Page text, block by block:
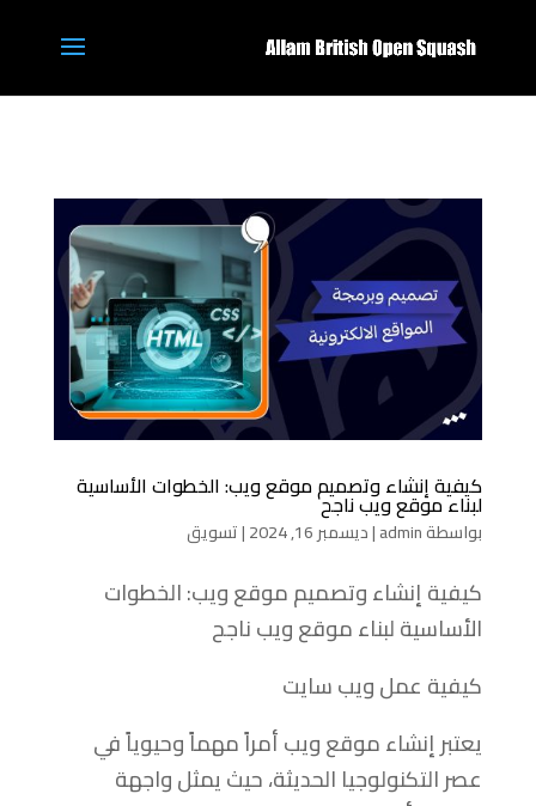
كيفية إنشاء وتصميم موقع ويب: الخطوات الأساسية
لبناء موقع ويب ناجح
بواسطةadmin
|ديسمبر 16, 2024 |تسويق
كيفية إنشاء وتصميم موقع ويب: الخطوات
الأساسية لبناء موقع ويب ناجح
كيفية عمل ويب سايت
يعتبر إنشاء موقع ويب أمراً مهماً وحيوياً في
عصر التكنولوجيا الحديثة، حيث يمثل واجهة